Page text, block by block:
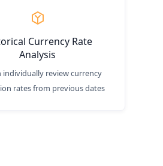
Currency Rate
Analysis
individually review currency
rates from previous dates.